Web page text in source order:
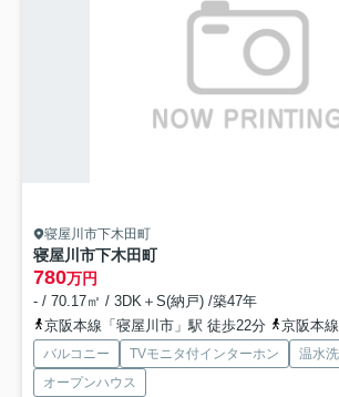
寝屋川市下木田町
寝屋川市下木田町
780万円
- / 70.17㎡ / 3DK＋S(納戸) /築47年
京阪本線「寝屋川市」駅 徒歩22分
京阪本線
バルコニー TVモニタ付インターホン
温水
オープンハウス